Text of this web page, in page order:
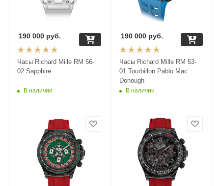
Часы Richard Mille RM 56-
02 Sapphire
В наличии
190 000 руб.
Часы Richard Mille RM 53-
01 Tourbillon Pablo Mac
Donough
В наличии
190 000руб.